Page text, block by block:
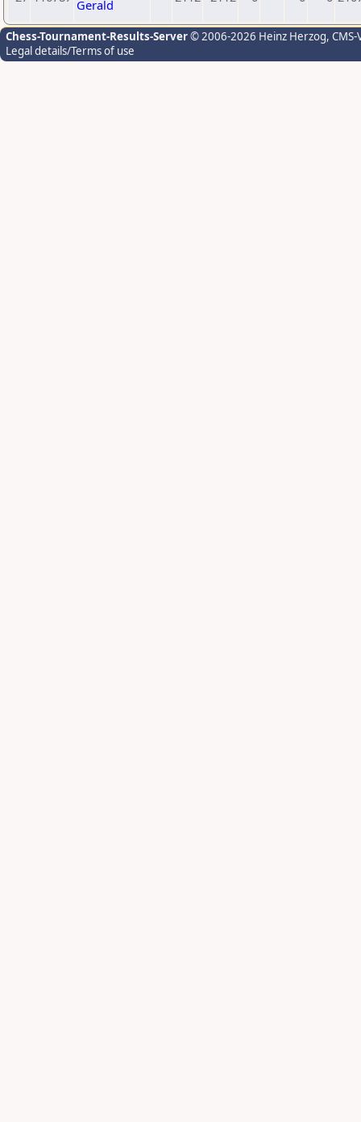
Gerald
Chess-Tournament-Results-Server© 2006-2026 Heinz Herzog,
Legal details/Terms of use